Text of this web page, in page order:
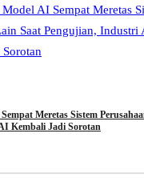
Meretas Sistem
Kembali Jadi Sorotan